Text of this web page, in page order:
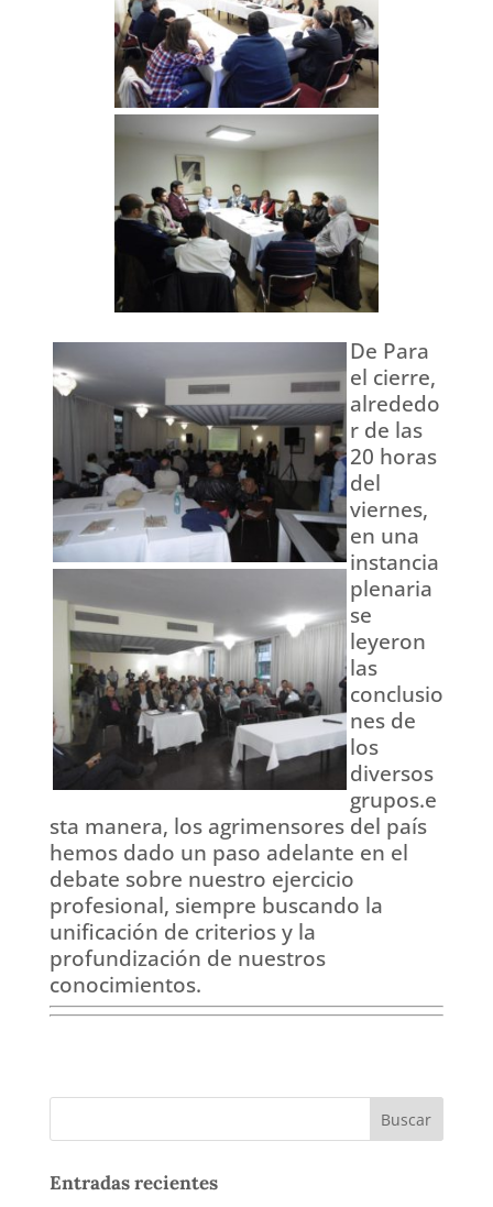
De Para
el cierre,
alrededo
r de las
20 horas
del
viernes,
en una
instancia
plenaria
se
leyeron
las
conclusio
nes de
los
diversos
grupos.e
sta manera, los agrimensores del país
hemos dado un paso adelante en el
debate sobre nuestro ejercicio
profesional, siempre buscando la
unificación de criterios y la
profundización de nuestros
conocimientos.
Entradas recientes